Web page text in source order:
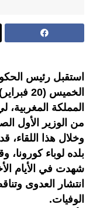
استقبل رئيس
الخميس
المملكة
من الوزير الأول
وخلال هذا
بلده لوباء كورونا،
شهدت في الأيام
انتشار العدوى
الوفيات.